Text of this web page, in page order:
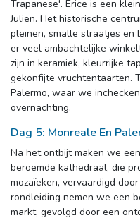
Trapanese'. Erice is een
Julien. Het historische
pleinen, smalle straatjes en
er veel ambachtelijke
zijn in keramiek, kleurrijke
gekonfijte vruchtentaarten.
Palermo, waar we
overnachting.
Dag 5: Monreale En
Na het ontbijt maken we
beroemde kathedraal, die
mozaïeken, vervaardigd
rondleiding nemen we een
markt, gevolgd door een